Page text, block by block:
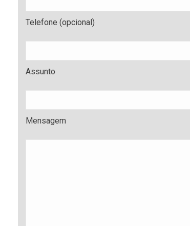
Telefone (opcional)
Assunto
Mensagem